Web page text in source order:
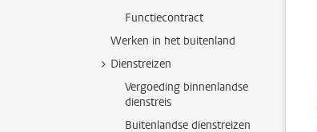
Functiecontract
Werken in het buitenland
Dienstreizen
Vergoeding binnenlandse
dienstreis
Buitenlandse dienstreizen